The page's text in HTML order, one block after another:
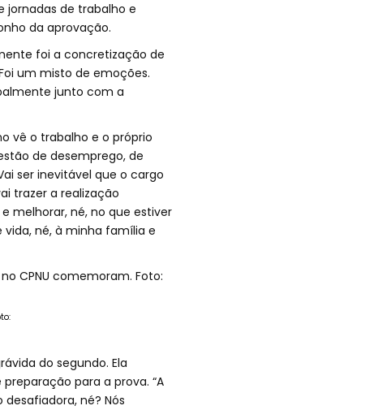
jornadas de trabalho e
da aprovação.
foi a concretização de
um misto de emoções.
junto com a
vê o trabalho e o próprio
de desemprego, de
ser inevitável que o cargo
trazer a realização
melhorar, né, no que estiver
né, à minha família e
do segundo. Ela
para a prova. “A
né? Nós